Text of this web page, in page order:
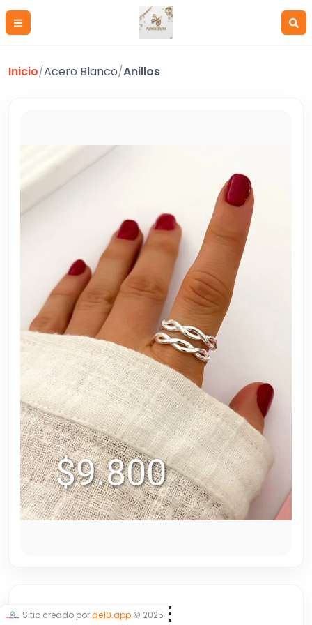
Inicio/Acero Blanco/Anillos
ANILLO DOBLE
Sitio creado porde10.app © 2025